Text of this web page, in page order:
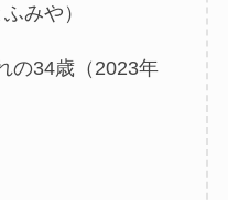
みや）
の34歳（2023年